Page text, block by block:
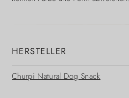
HERSTELLER
Churpi Natural Dog Snack